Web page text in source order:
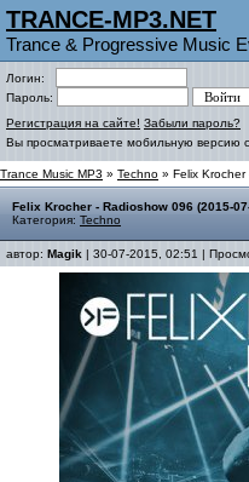
TRANCE-MP3.NET
Trance & Progressive Music
Логин:
Пароль:
Регистрация на сайте! Забыли пароль?
Вы просматриваете мобильную версию
Trance Music MP3 » Techno » Felix
Felix Krocher - Radioshow 096 (2015-
Категория: Techno
автор: Magik | 30-07-2015, 02:51 |